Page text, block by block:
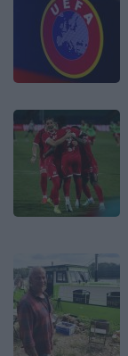
Image
Image